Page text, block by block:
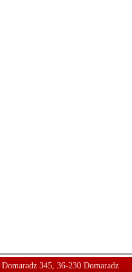
Domaradz 345, 36-230 Domaradz